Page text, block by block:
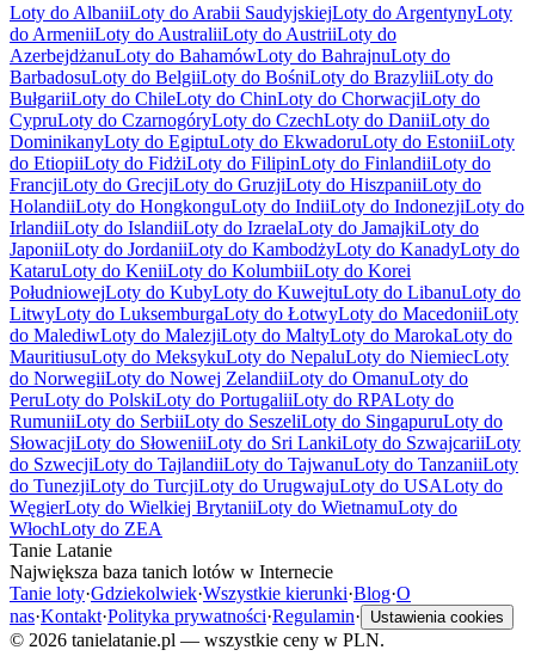
Loty do AlbaniiLoty do Arabii SaudyjskiejLoty do ArgentynyLoty
do ArmeniiLoty do AustraliiLoty do AustriiLoty do
AzerbejdżanuLoty do BahamówLoty do BahrajnuLoty do
BarbadosuLoty do BelgiiLoty do BośniLoty do BrazyliiLoty do
BułgariiLoty do ChileLoty do ChinLoty do ChorwacjiLoty do
CypruLoty do CzarnogóryLoty do CzechLoty do DaniiLoty do
DominikanyLoty do EgiptuLoty do EkwadoruLoty do EstoniiLoty
do EtiopiiLoty do FidżiLoty do FilipinLoty do FinlandiiLoty do
FrancjiLoty do GrecjiLoty do GruzjiLoty do HiszpaniiLoty do
HolandiiLoty do HongkonguLoty do IndiiLoty do IndonezjiLoty do
IrlandiiLoty do IslandiiLoty do IzraelaLoty do JamajkiLoty do
JaponiiLoty do JordaniiLoty do KambodżyLoty do KanadyLoty do
KataruLoty do KeniiLoty do KolumbiiLoty do Korei
PołudniowejLoty do KubyLoty do KuwejtuLoty do LibanuLoty do
LitwyLoty do LuksemburgaLoty do ŁotwyLoty do MacedoniiLoty
do MalediwLoty do MalezjiLoty do MaltyLoty do MarokaLoty do
MauritiusuLoty do MeksykuLoty do NepaluLoty do NiemiecLoty
do NorwegiiLoty do Nowej ZelandiiLoty do OmanuLoty do
PeruLoty do PolskiLoty do PortugaliiLoty do RPALoty do
RumuniiLoty do SerbiiLoty do SeszeliLoty do SingapuruLoty do
SłowacjiLoty do SłoweniiLoty do Sri LankiLoty do SzwajcariiLoty
do SzwecjiLoty do TajlandiiLoty do TajwanuLoty do TanzaniiLoty
do TunezjiLoty do TurcjiLoty do UrugwajuLoty do USALoty do
WęgierLoty do Wielkiej BrytaniiLoty do WietnamuLoty do
WłochLoty do ZEA
Tanie Latanie
Największa baza tanich lotów w Internecie
Tanie loty·Gdziekolwiek·Wszystkie kierunki·Blog·O
nas·Kontakt·Polityka prywatności·Regulamin· Ustawienia cookies
© 2026 tanielatanie.pl — wszystkie ceny w PLN.